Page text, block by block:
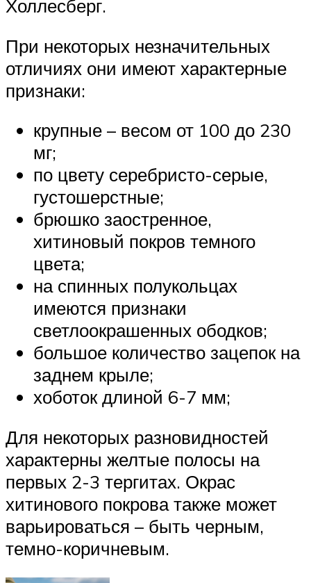
Холлесберг.
При некоторых незначительных
отличиях они имеют характерные
признаки:
крупные – весом от 100 до 230
мг;
по цвету серебристо-серые,
густошерстные;
брюшко заостренное,
хитиновый покров темного
цвета;
на спинных полукольцах
имеются признаки
светлоокрашенных ободков;
большое количество зацепок на
заднем крыле;
хоботок длиной 6-7 мм;
Для некоторых разновидностей
характерны желтые полосы на
первых 2-3 тергитах. Окрас
хитинового покрова также может
варьироваться – быть черным,
темно-коричневым.